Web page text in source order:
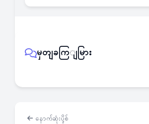
မှတျခကြျမြား
နောက်ဆုံးပို့စ်